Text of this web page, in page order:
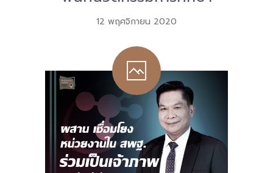
---- พ.ร.บ. และอนุบัญญัติ
---- พ.ร.ฎ. ขยายเวลาใช้บังคับ พ.ร.บ.พื้นที่นวัตกรรมการ
ศึกษา พ.ศ. 252 พ.ศ. 2569
---- รายงานการประเมินผลสัมฤทธิ์ พ.ร.บ.พื้นที่นวัตกรรม
การศึกษา พ.ศ. 2562
---- รับฟังความคิดเห็นร่าง พ.ร.ฎ. ฯ
12 พฤศจิกายน 2020